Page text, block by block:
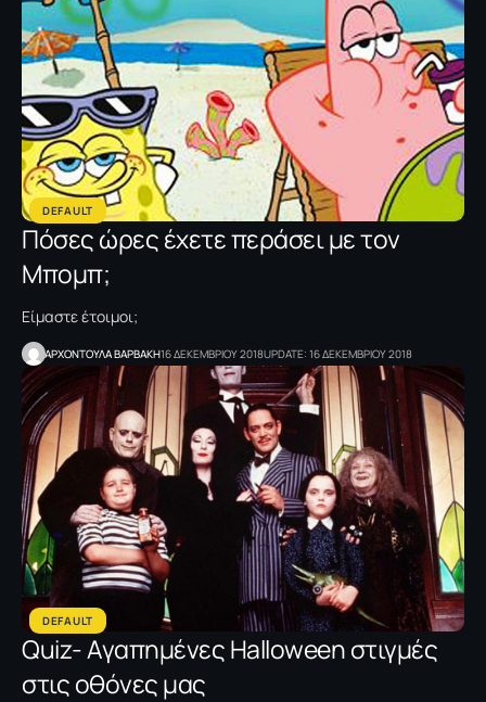
DEFAULT
Πόσες ώρες έχετε περάσει με τον
Μπομπ;
Είμαστε έτοιμοι;
ΑΡΧΟΝΤΟΥΛΑ ΒΑΡΒΑΚΗ16 ΔΕΚΕΜΒΡΙΟΥ 2018UPDATE: 16 ΔΕΚΕΜΒΡΙΟΥ 2018
DEFAULT
Quiz- Αγαπημένες Halloween στιγμές
στις οθόνες μας